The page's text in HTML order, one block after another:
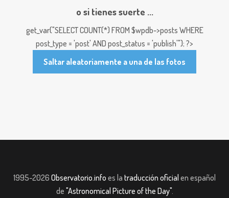
o si tienes suerte ...
get_var("SELECT COUNT(*) FROM $wpdb->posts WHERE
post_type = 'post' AND post_status = 'publish'"); ?>
Saltar aleatoriamente a una de las fotos
1995-2026 Observatorio.info es la traducción oficial en español
de "Astronomical Picture of the Day".